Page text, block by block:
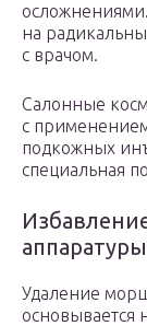
на
с врачом.
Салонные
с
подкожных
специальная
аппаратуры
Удаление
основывается